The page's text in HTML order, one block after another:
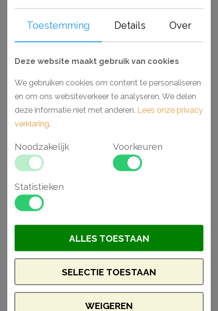
densiteit dat scherpe details mogelijk maakt en tevens
voor gebruik in vochtige ruimtes als badkamers en
keukens. Voorzien van een primer, laten deze producten
werk het geheel gemakkelijk af met de lijmen van Adefix
(NMC) en Decofix (Orac).
Waarom kiezen voor een Arstyl wandlijst?
- Makkelijk verwerkbaar
- Hoogwaardig polyurethaan (PU)
- Voorgeschilderd en stootvast
Gerelateerde
artikelen
Aanbieding
Toestemming Details Over
Deze website maakt gebruik van cookies
We gebruiken cookies om content te personaliseren
en om ons websiteverkeer te analyseren. We delen
deze informatie niet met anderen. Lees onze privacy
verklaring.
Noodzakelijk Voorkeuren
Statistieken
WEIGEREN
SELECTIE TOESTAAN
ALLES TOESTAAN